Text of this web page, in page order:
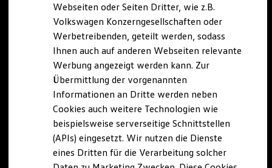
Volkswagen Kollektion
R-Kollektion
GTI Kollektion
Fußball Drop
we drive football
#wedriveproud
Besitzer und Service
myVolkswagen
Software Updates
Service und Ersatzteile
Inspektion und HU/AU
Reparaturen und Checks
Motorenöl und Flüssigkeiten
Räder und Reifen
Pannen- und Unfallhilfe
Webseiten oder Seiten Dritter, wie z.B.
Volkswagen Konzerngesellschaften oder
Werbetreibenden, geteilt werden, sodass
Ihnen auch auf anderen Webseiten relevante
Werbung angezeigt werden kann. Zur
Übermittlung der vorgenannten
Informationen an Dritte werden neben
Cookies auch weitere Technologien wie
beispielsweise serverseitige Schnittstellen
(APIs) eingesetzt. Wir nutzen die Dienste
eines Dritten für die Verarbeitung solcher